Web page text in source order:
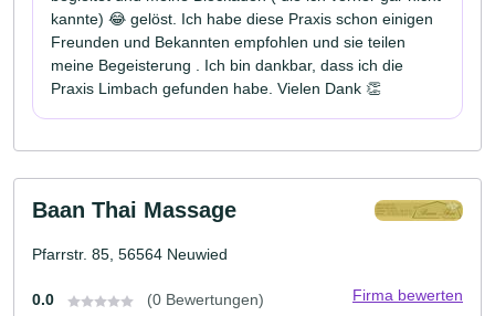
kannte) 😂 gelöst. Ich habe diese Praxis schon einigen
Freunden und Bekannten empfohlen und sie teilen
meine Begeisterung . Ich bin dankbar, dass ich die
Praxis Limbach gefunden habe. Vielen Dank 👏
Baan Thai Massage
Pfarrstr. 85, 56564 Neuwied
0.0 (0 Bewertungen) Firma bewerten